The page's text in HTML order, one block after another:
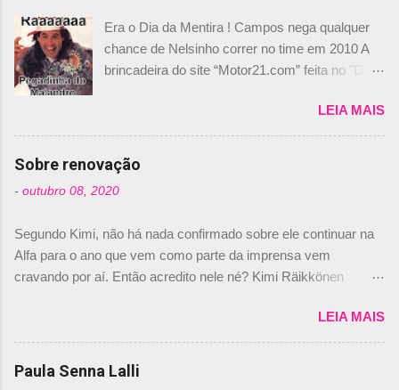
Era o Dia da Mentira ! Campos nega qualquer
chance de Nelsinho correr no time em 2010 A
brincadeira do site “Motor21.com” feita no "Día
de abril –, afirmando que Nelson Piquet havia
comprado 15% das ações da Campos, dando,
com isso, um lugar no time a Nelsinho Piquet,
foi esclarecida de uma vez por todas por
Daniele Audetto, diretor da escuderia. O
não será o companheiro de Bruno Senna em
2010. "Na verdade, nós recebemos uma oferta
de Piquet", admitiu Audetto. “Mas depois de ter
dois brasileiros”, explicou, dizendo ainda que
não tem nada contra o filho do tricampeão
Nelson Piquet. “Ele é um bom piloto, rápido e
LEIA MAIS
Sobre renovação
- outubro 08, 2020
Segundo Kimi, não há nada confirmado sobre ele continuar na
Alfa para o ano que vem como parte da imprensa vem
cravando por aí. Então acredito nele né? Kimi Räikkönen
truth but I’ve never had an option in my contract so that’s
should, pretty much, tell you that it’s not true." #Kimi7 #EifelGP
#AlfaRomeoRacing pic.twitter.com/77EDVn39Ia — Kimi
LEIA MAIS
Paula Senna Lalli